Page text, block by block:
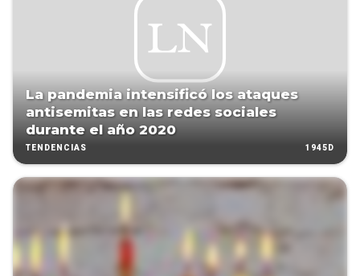
La pandemia intensificó los ataques
antisemitas en las redes sociales
durante el año 2020
TENDENCIAS 1945D